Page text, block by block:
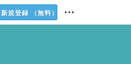
新規登録 （無料）